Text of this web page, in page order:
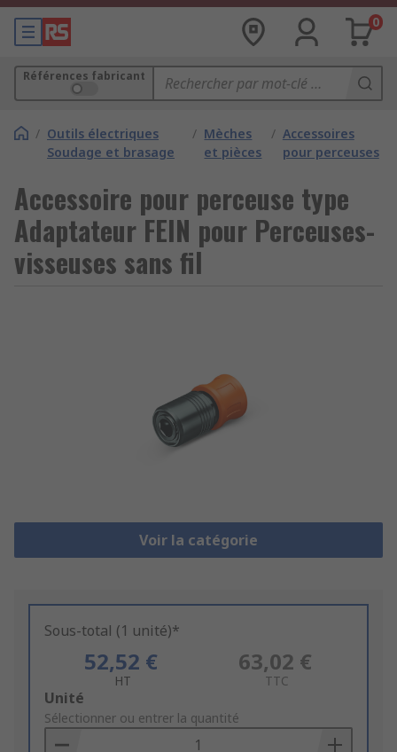
0
Références fabricant
/ Outils électriques
Soudage et brasage
/ Mèches
et pièces
/ Accessoires
pour perceuses
Accessoire pour perceuse type
Adaptateur FEIN pour Perceuses-
visseuses sans fil
Voir la catégorie
Sous-total (1 unité)*
52,52 €
HT
63,02 €
TTC
Add
to
Basket
Unité
Sélectionner ou entrer la quantité